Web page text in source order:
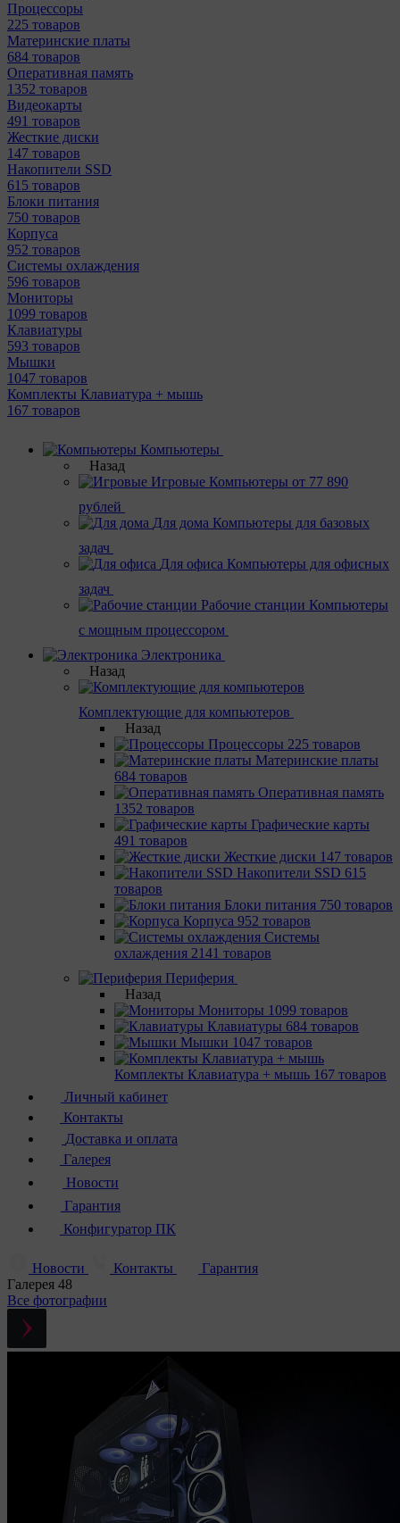
Процессоры
225 товаров
Материнcкие платы
684 товаров
Оперативная память
1352 товаров
Видеокарты
491 товаров
Жесткие диски
147 товаров
Накопители SSD
615 товаров
Блоки питания
750 товаров
Корпуса
952 товаров
Системы охлаждения
596 товаров
Мониторы
1099 товаров
Клавиатуры
593 товаров
Мышки
1047 товаров
Комплекты Клавиатура + мышь
167 товаров
Компьютеры
Назад
Игровые Компьютеры от 77 890
рублей
Для дома Компьютеры для базовых
задач
Для офиса Компьютеры для офисных
задач
Рабочие станции Компьютеры
с мощным процессором
Электроника
Назад
Комплектующие для компьютеров
Назад
Процессоры 225 товаров
Материнcкие платы
684 товаров
Оперативная память
1352 товаров
Графические карты
491 товаров
Жесткие диски 147 товаров
Накопители SSD 615
товаров
Блоки питания 750 товаров
Корпуса 952 товаров
Системы
охлаждения 2141 товаров
Периферия
Назад
Мониторы 1099 товаров
Клавиатуры 684 товаров
Мышки 1047 товаров
Комплекты Клавиатура + мышь 167 товаров
Личный кабинет
Контакты
Доставка и оплата
Галерея
Новости
Гарантия
Конфигуратор ПК
Новости Контакты
Гарантия
Галерея 48
Все фотографии